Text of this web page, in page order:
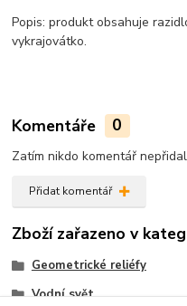
Popis: produkt obsahuje
vykrajovátko.
Komentáře 0
Zatím nikdo komentář
Přidat komentář
Zboží zařazeno v
Geometrické reliéfy
Vodní svět